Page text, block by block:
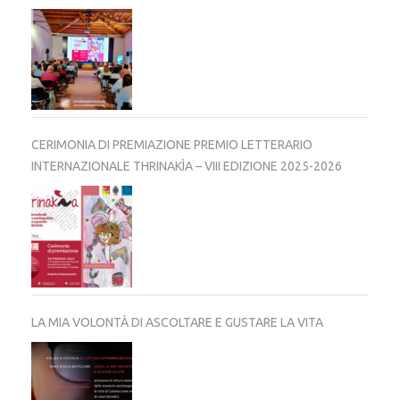
CERIMONIA DI PREMIAZIONE PREMIO LETTERARIO
INTERNAZIONALE THRINAKÌA – VIII EDIZIONE 2025-2026
LA MIA VOLONTÀ DI ASCOLTARE E GUSTARE LA VITA